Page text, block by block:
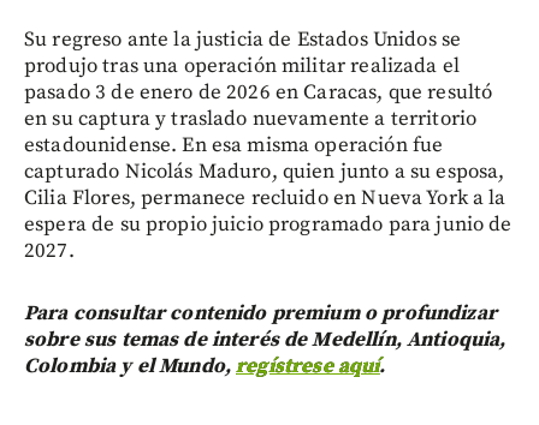
Su regreso ante la justicia de Estados Unidos se
produjo tras una operación militar realizada el
pasado 3 de enero de 2026 en Caracas, que resultó
en su captura y traslado nuevamente a territorio
estadounidense. En esa misma operación fue
capturado Nicolás Maduro, quien junto a su esposa,
Cilia Flores, permanece recluido en Nueva York a la
espera de su propio juicio programado para junio de
2027.
Para consultar contenido premium o profundizar
sobre sus temas de interés de Medellín, Antioquia,
Colombia y el Mundo,regístrese aquí.